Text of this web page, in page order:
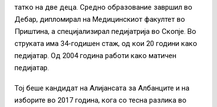
татко на две деца. Средно образование завршил во
Дебар, дипломирал на Медицинскиот факултет во
Приштина, а специјализирал педијатрија во Скопје. Во
струката има 34-годишен стаж, од кои 20 години како
педијатар. Од 2004 година работи како матичен
педијатар.
Тој беше кандидат на Алијансата за Албанците и на
изборите во 2017 година, кога со тесна разлика во